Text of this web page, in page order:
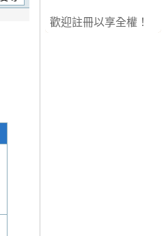
歡迎註冊以享全權！